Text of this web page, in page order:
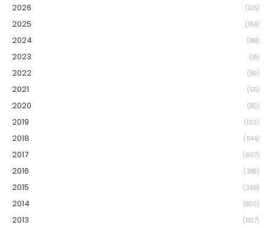
2026 (125)
2025 (154)
2024 (188)
2023 (81)
2022 (99)
2021 (55)
2020 (80)
2019 (133)
2018 (544)
2017 (607)
2016 (389)
2015 (368)
2014 (800)
2013 (1827)